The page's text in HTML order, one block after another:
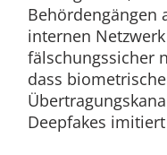
Behördengängen
internen
fälschungssicher
dass
Deepfakes